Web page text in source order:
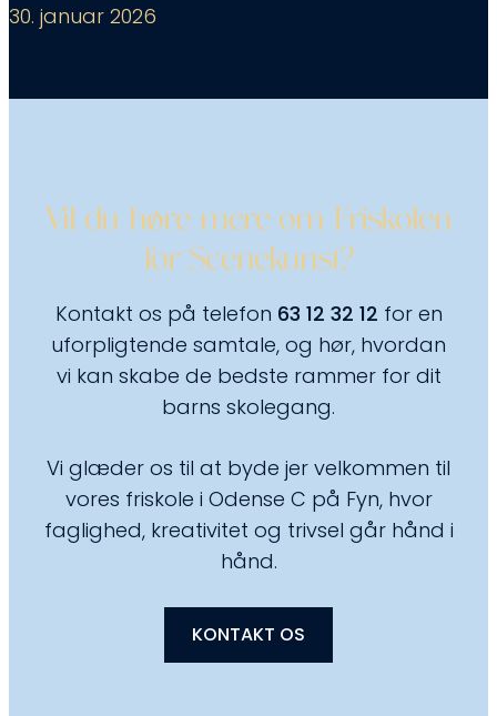
30. januar 2026
Vil du høre mere om Friskolen
for Scenekunst?
Kontakt os på telefon 63 12 32 12 for en
uforpligtende samtale, og hør, hvordan
vi kan skabe de bedste rammer for dit
barns skolegang.
Vi glæder os til at byde jer velkommen til
vores friskole i Odense C på Fyn, hvor
faglighed, kreativitet og trivsel går hånd i
hånd.
KONTAKT OS